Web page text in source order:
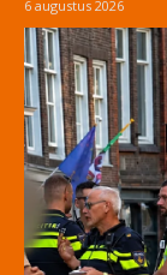
6 augustus 2026